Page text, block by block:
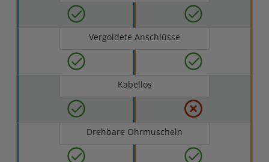
Vergoldete Anschlüsse
Kabellos
Drehbare Ohrmuscheln